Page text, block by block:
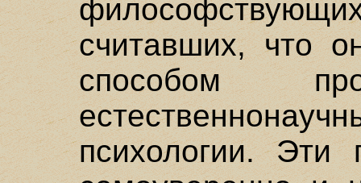
считавших, что
способом
психологии. Эти